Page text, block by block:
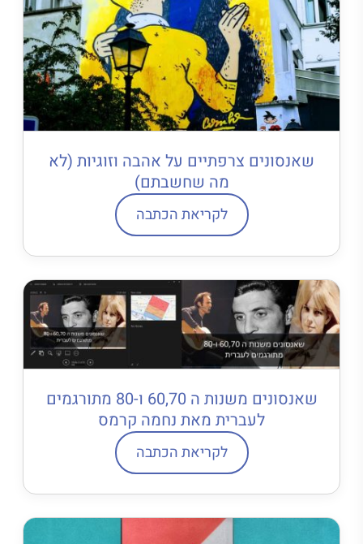
שאנסונים צרפתיים על אהבה וזוגיות (לא
מה שחשבתם)
לקריאת הכתבה
שאנסונים משנות ה 60,70 ו-80 מתורגמים
לעברית מאת נחמה קרמס
לקריאת הכתבה